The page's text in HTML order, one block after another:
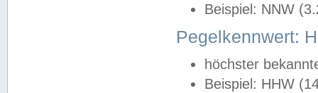
Beispiel: NNW
Pegelkennwert:
höchster
Beispiel: HHW